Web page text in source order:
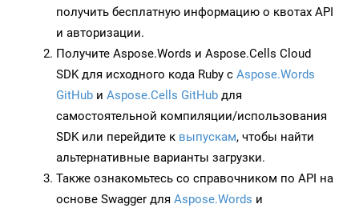
получить бесплатную информацию о квотах API
и авторизации.
Получите Aspose.Words и Aspose.Cells Cloud
SDK для исходного кода Ruby с Aspose.Words
GitHub и Aspose.Cells GitHub для
самостоятельной компиляции/использования
SDK или перейдите к выпускам, чтобы найти
альтернативные варианты загрузки.
Также ознакомьтесь со справочником по API на
основе Swagger для Aspose.Words и